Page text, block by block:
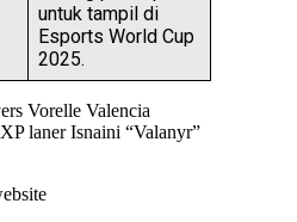
untuk tampil di
Esports World Cup
2025.